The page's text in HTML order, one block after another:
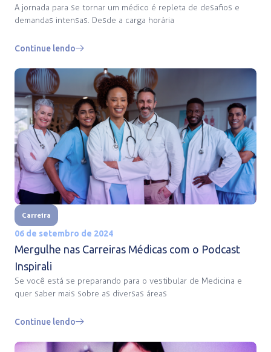
A jornada para se tornar um médico é repleta de desafios e
demandas intensas. Desde a carga horária
Continue lendo
Carreira
06 de setembro de 2024
Mergulhe nas Carreiras Médicas com o Podcast
Inspirali
Se você está se preparando para o vestibular de Medicina e
quer saber mais sobre as diversas áreas
Continue lendo